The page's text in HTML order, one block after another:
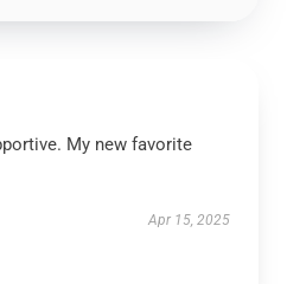
My new favorite
Apr 15, 2025